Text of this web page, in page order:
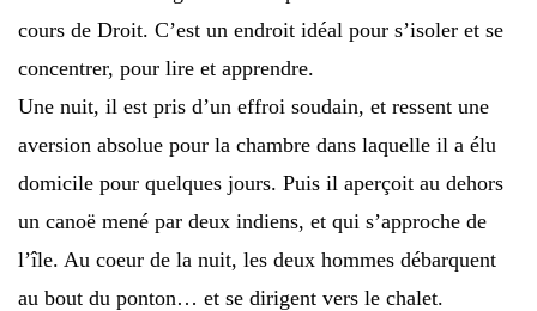
cours de Droit. C’est un endroit idéal pour s’isoler et se
concentrer, pour lire et apprendre.
Une nuit, il est pris d’un effroi soudain, et ressent une
aversion absolue pour la chambre dans laquelle il a élu
domicile pour quelques jours. Puis il aperçoit au dehors
un canoë mené par deux indiens, et qui s’approche de
l’île. Au coeur de la nuit, les deux hommes débarquent
au bout du ponton… et se dirigent vers le chalet.